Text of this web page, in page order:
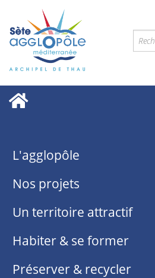
L'agglopôle
Nos projets
Un territoire attractif
Habiter & se former
Préserver & recycler